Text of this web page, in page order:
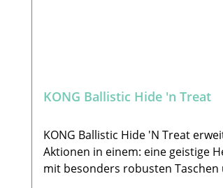
KONG Ballistic Hide 'n Treat
KONG Ballistic Hide 'N Treat
Aktionen in einem: eine geistige
mit besonders robusten